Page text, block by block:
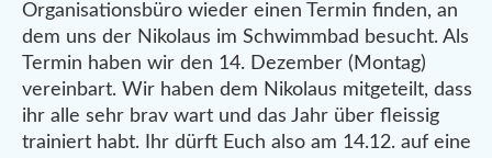
Organisationsbüro wieder einen Termin finden, an
dem uns der Nikolaus im Schwimmbad besucht. Als
Termin haben wir den 14. Dezember (Montag)
vereinbart. Wir haben dem Nikolaus mitgeteilt, dass
ihr alle sehr brav wart und das Jahr über fleissig
trainiert habt. Ihr dürft Euch also am 14.12. auf eine